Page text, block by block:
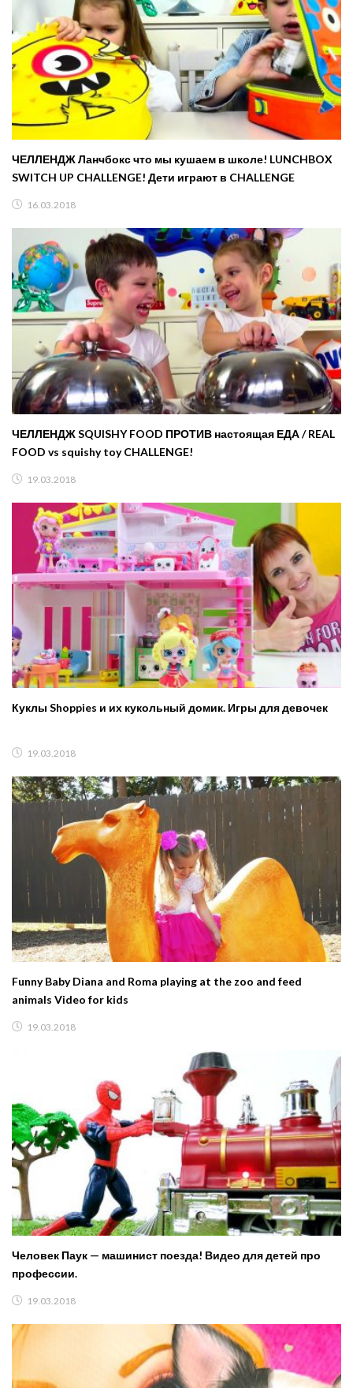
ЧЕЛЛЕНДЖ Ланчбокс что мы кушаем в школе! LUNCHBOX
SWITCH UP CHALLENGE! Дети играют в CHALLENGE
16.03.2018
ЧЕЛЛЕНДЖ SQUISHY FOOD ПРОТИВ настоящая ЕДА / REAL
FOOD vs squishy toy CHALLENGE!
19.03.2018
Куклы Shoppies и их кукольный домик. Игры для девочек
19.03.2018
Funny Baby Diana and Roma playing at the zoo and feed
animals Video for kids
19.03.2018
Человек Паук — машинист поезда! Видео для детей про
профессии.
19.03.2018